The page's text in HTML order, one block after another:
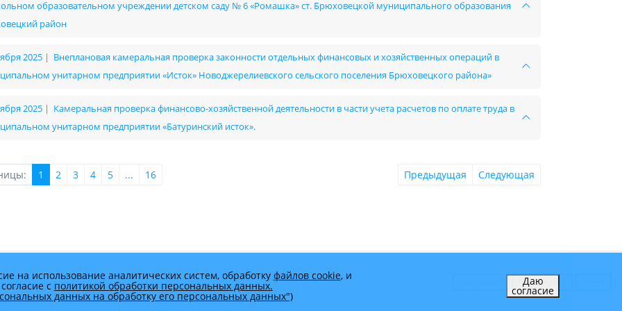
образовательном учреждении детском саду № 6 «Ромашка» ст. Брюховецкой муниципального образования
район
2025 | Внеплановая камеральная проверка законности отдельных финансовых и хозяйственных операций в
унитарном предприятии «Исток» Новоджерелиевского сельского поселения Брюховецкого района»
2025 | Камеральная проверка финансово-хозяйственной деятельности в части учета расчетов по оплате труда в
унитарном предприятии «Батуринский исток».
1 2 3 4 5 ... 16 Предыдущая Следующая
Вход на сайт
на использование аналитических систем, обработку файлов cookie, и
с политикой обработки персональных данных.
данных на обработку его персональных данных")
Даю
согласие